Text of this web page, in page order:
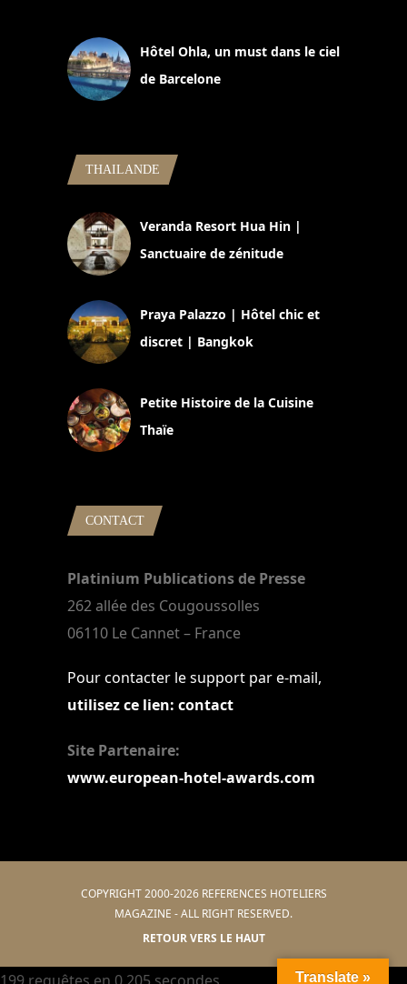
Hôtel Ohla, un must dans le ciel
de Barcelone
THAILANDE
Veranda Resort Hua Hin |
Sanctuaire de zénitude
Praya Palazzo | Hôtel chic et
discret | Bangkok
Petite Histoire de la Cuisine
Thaïe
CONTACT
Platinium Publications de Presse
262 allée des Cougoussolles
06110 Le Cannet – France
Pour contacter le support par e-mail,
utilisez ce lien: contact
Site Partenaire:
www.european-hotel-awards.com
COPYRIGHT 2000-2026 REFERENCES HOTELIERS
MAGAZINE - ALL RIGHT RESERVED.
RETOUR VERS LE HAUT
Translate »